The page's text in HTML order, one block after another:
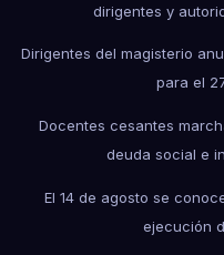
dirigentes y
Dirigentes del magisterio
para el
Docentes cesantes
deuda social e
El 14 de agosto se
ejecución